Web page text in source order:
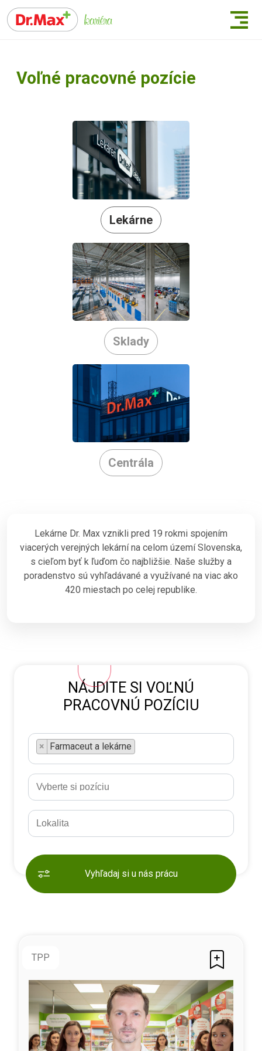
Voľné pracovné pozície
Lekárne
Sklady
Centrála
Lekárne Dr. Max vznikli pred 19 rokmi spojením
viacerých verejných lekární na celom území Slovenska,
s cieľom byť k ľuďom čo najbližšie. Naše služby a
poradenstvo sú vyhľadávané a využívané na viac ako
420 miestach po celej republike.
NÁJDITE SI VOĽNÚ
PRACOVNÚ POZÍCIU
× Farmaceut a lekárne
Vyhľadaj si u nás prácu
TPP